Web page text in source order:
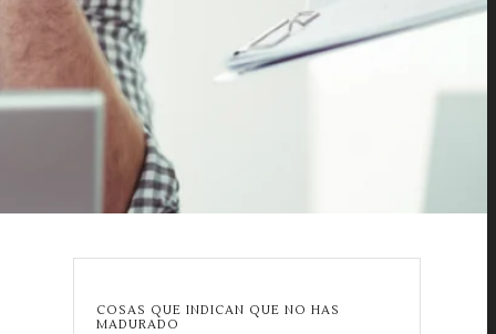
COSAS QUE INDICAN QUE NO HAS
MADURADO